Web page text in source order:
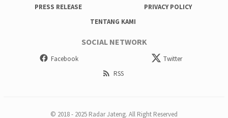
PRESS RELEASE
PRIVACY POLICY
TENTANG KAMI
SOCIAL NETWORK
Facebook
Twitter
RSS
© 2018 - 2025 Radar Jateng. All Right Reserved